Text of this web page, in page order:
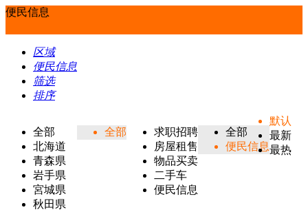
便民信息
区域
便民信息
筛选
排序
全部
北海道
青森県
岩手県
宮城県
秋田県
全部
求职招聘
房屋租售
物品买卖
二手车
便民信息
全部
便民信息
默认
最新
最热